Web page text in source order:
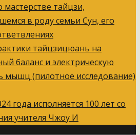
мастерстве тайцзи,
в роду семьи Сун, его
тайцзицюань на
баланс и электрическую
мышц (пилотное исследование)
года исполняется 100 лет со
учителя Чжоу И